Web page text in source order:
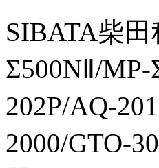
SIBATA柴
Σ500NⅡ/
202P/AQ-
2000/GTO-